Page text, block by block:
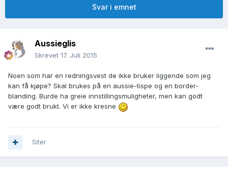
Svar i emnet
Aussieglis
Skrevet 17. Juli 2015
Noen som har en redningsvest de ikke bruker liggende som jeg
kan få kjøpe? Skal brukes på en aussie-tispe og en border-
blanding. Burde ha greie innstillingsmuligheter, men kan godt
være godt brukt. Vi er ikke kresne
Siter